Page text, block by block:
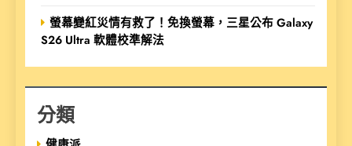
螢幕變紅災情有救了！免換螢幕，三星公布 Galaxy
S26 Ultra 軟體校準解法
分類